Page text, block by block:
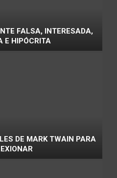
FALSA, INTERESADA,
E HIPÓCRITA
DE MARK TWAIN PARA